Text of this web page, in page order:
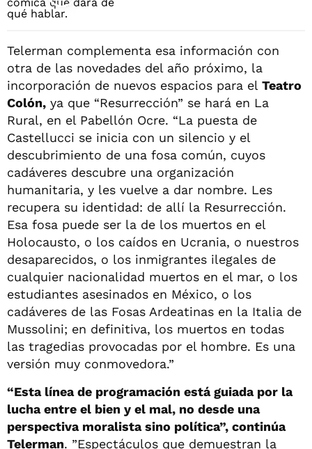
Telerman complementa esa información con
otra de las novedades del año próximo, la
incorporación de nuevos espacios para el Teatro
Colón, ya que “Resurrección” se hará en La
Rural, en el Pabellón Ocre. “La puesta de
Castellucci se inicia con un silencio y el
descubrimiento de una fosa común, cuyos
cadáveres descubre una organización
humanitaria, y les vuelve a dar nombre. Les
recupera su identidad: de allí la Resurrección.
Esa fosa puede ser la de los muertos en el
Holocausto, o los caídos en Ucrania, o nuestros
desaparecidos, o los inmigrantes ilegales de
cualquier nacionalidad muertos en el mar, o los
estudiantes asesinados en México, o los
cadáveres de las Fosas Ardeatinas en la Italia de
Mussolini; en definitiva, los muertos en todas
las tragedias provocadas por el hombre. Es una
versión muy conmovedora.”
“Esta línea de programación está guiada por la
lucha entre el bien y el mal, no desde una
perspectiva moralista sino política”, continúa
Telerman. ”Espectáculos que demuestran la